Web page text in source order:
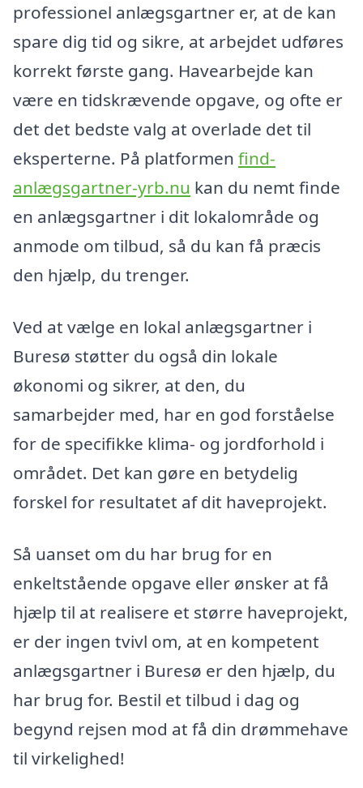
professionel anlægsgartner er, at de kan
spare dig tid og sikre, at arbejdet udføres
korrekt første gang. Havearbejde kan
være en tidskrævende opgave, og ofte er
det det bedste valg at overlade det til
eksperterne. På platformen find-
anlægsgartner-yrb.nu kan du nemt finde
en anlægsgartner i dit lokalområde og
anmode om tilbud, så du kan få præcis
den hjælp, du trenger.
Ved at vælge en lokal anlægsgartner i
Buresø støtter du også din lokale
økonomi og sikrer, at den, du
samarbejder med, har en god forståelse
for de specifikke klima- og jordforhold i
området. Det kan gøre en betydelig
forskel for resultatet af dit haveprojekt.
Så uanset om du har brug for en
enkeltstående opgave eller ønsker at få
hjælp til at realisere et større haveprojekt,
er der ingen tvivl om, at en kompetent
anlægsgartner i Buresø er den hjælp, du
har brug for. Bestil et tilbud i dag og
begynd rejsen mod at få din drømmehave
til virkelighed!